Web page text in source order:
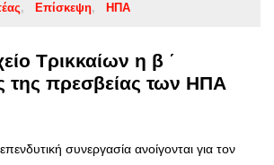
Επίσκεψη ΗΠΑ
Τρικκαίων η β ΄
της πρεσβείας των ΗΠΑ
συνεργασία ανοίγονται για τον